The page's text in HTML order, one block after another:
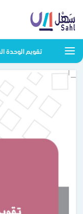
تقويم الوحدة